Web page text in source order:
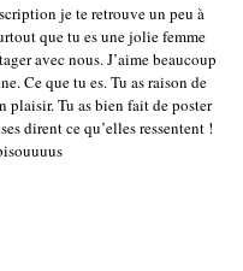
je te retrouve un peu à
que tu es une jolie femme
avec nous. J’aime beaucoup
Ce que tu es. Tu as raison de
plaisir. Tu as bien fait de poster
dirent ce qu’elles ressentent !